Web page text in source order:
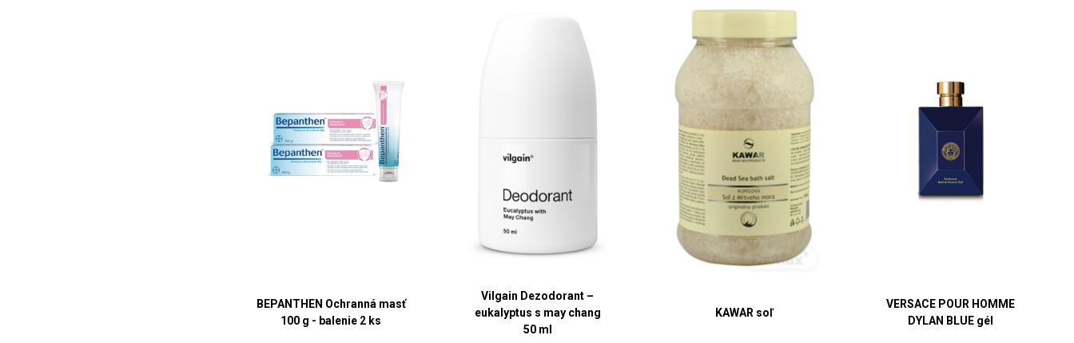
BEPANTHEN Ochranná masť
100 g - balenie 2 ks
Vilgain Dezodorant –
eukalyptus s may chang
50 ml
KAWAR soľ
VERSACE POUR HOMME
DYLAN BLUE gél